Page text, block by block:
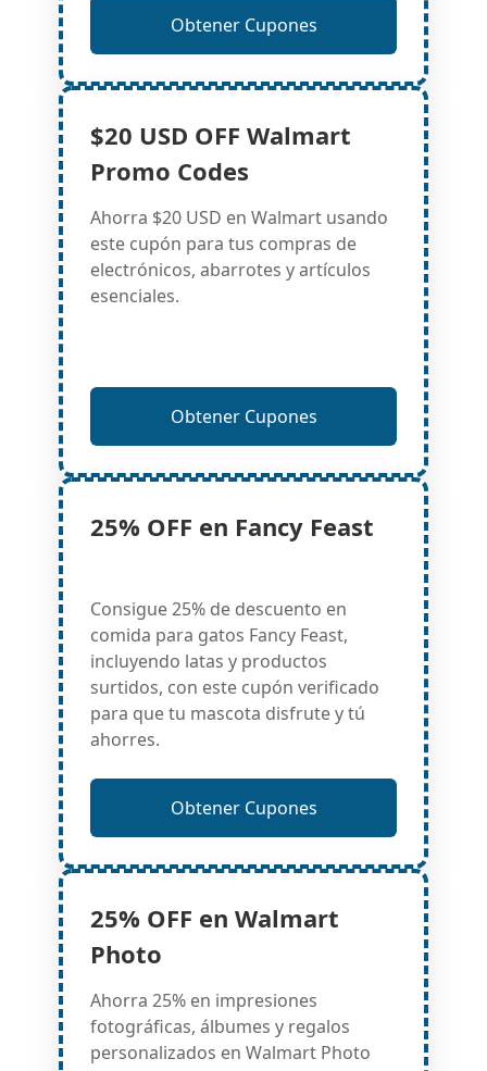
Obtener Cupones
$20 USD OFF Walmart
Promo Codes
Ahorra $20 USD en Walmart usando
este cupón para tus compras de
electrónicos, abarrotes y artículos
esenciales.
Obtener Cupones
25% OFF en Fancy Feast
Consigue 25% de descuento en
comida para gatos Fancy Feast,
incluyendo latas y productos
surtidos, con este cupón verificado
para que tu mascota disfrute y tú
ahorres.
Obtener Cupones
25% OFF en Walmart
Photo
Ahorra 25% en impresiones
fotográficas, álbumes y regalos
personalizados en Walmart Photo